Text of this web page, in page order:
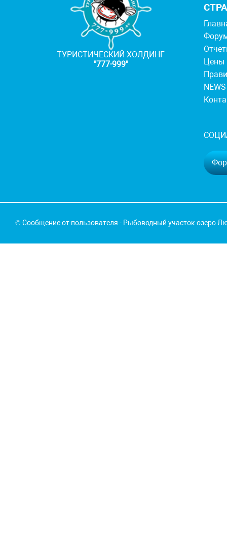
ТУРИСТИЧЕСКИЙ ХОЛДИНГ
"777-999"
Цены
NEWS
© Сообщение от пользователя - Рыбоводный участок озеро